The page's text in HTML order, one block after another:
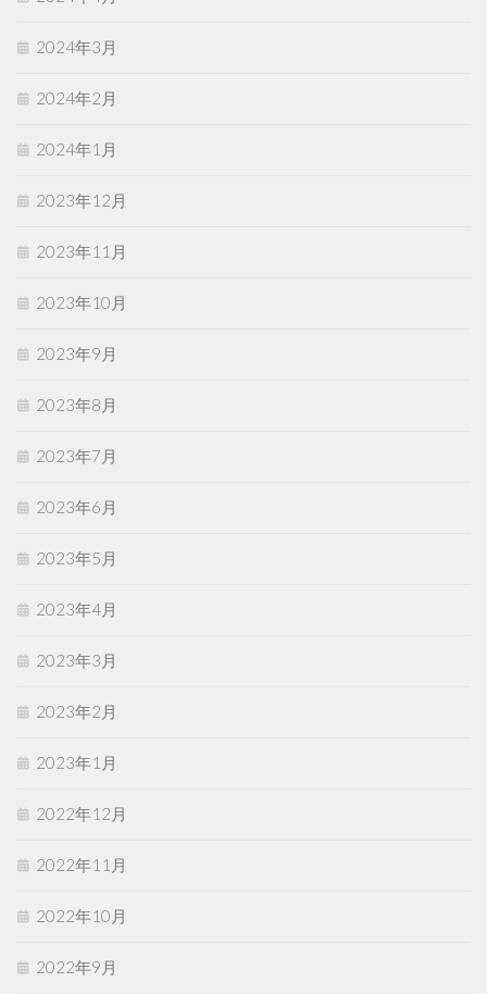
2024年3月
2024年2月
2024年1月
2023年12月
2023年11月
2023年10月
2023年9月
2023年8月
2023年7月
2023年6月
2023年5月
2023年4月
2023年3月
2023年2月
2023年1月
2022年12月
2022年11月
2022年10月
2022年9月